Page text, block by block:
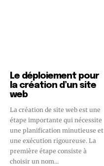
Le déploiement pour
la création d’un site
web
La création de site web est une
étape importante qui nécessite
une planification minutieuse et
une exécution rigoureuse. La
première étape consiste à
choisir un nom...